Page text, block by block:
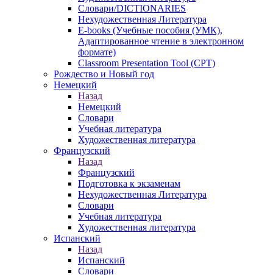
Словари/DICTIONARIES
Нехудожественная Литература
E-books (Учебные пособия (УМК),
Адаптированное чтение в электронном
формате)
Classroom Presentation Tool (CPT)
Рождество и Новый год
Немецкий
Назад
Немецкий
Словари
Учебная литература
Художественная литература
Французский
Назад
Французский
Подготовка к экзаменам
Нехудожественная Литература
Словари
Учебная литература
Художественная литература
Испанский
Назад
Испанский
Словари